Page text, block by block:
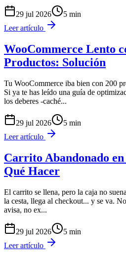
29 jul 2026 5 min
Leer artículo
WooCommerce Lento
Productos: Solución
Tu WooCommerce iba bien con 200
Si ya te has leído una guía de
los deberes -caché...
29 jul 2026 5 min
Leer artículo
Carrito Abandonado
Qué Hacer
El carrito se llena, pero la caja no
la cesta, llega al checkout... y se va.
avisa, no ex...
29 jul 2026 5 min
Leer artículo